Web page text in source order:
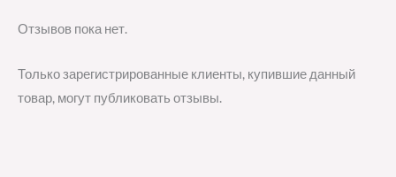
Отзывов пока нет.
Только зарегистрированные клиенты, купившие данный
товар, могут публиковать отзывы.